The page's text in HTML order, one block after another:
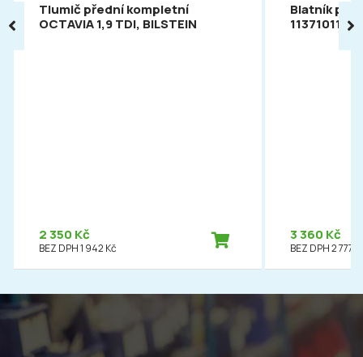
Tlumič přední kompletní
OCTAVIA 1,9 TDI, BILSTEIN
2 350 Kč
BEZ DPH 1 942 Kč
Blatník
113710112
3 360 Kč
BEZ DPH 2 777